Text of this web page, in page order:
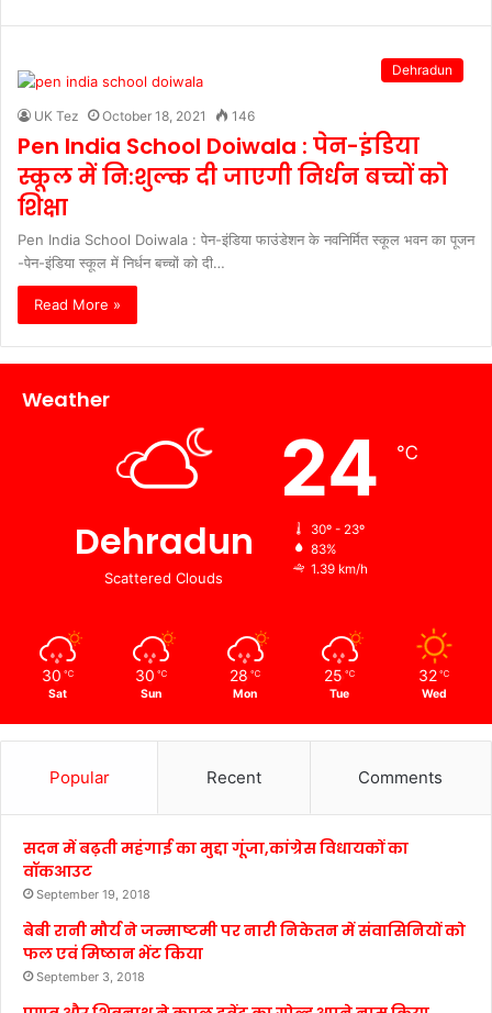
Dehradun
UK Tez October 18, 2021 146
Pen India School Doiwala : पेन-इंडिया
स्कूल में नि:शुल्क दी जाएगी निर्धन बच्चों को
शिक्षा
Pen India School Doiwala : पेन-इंडिया फाउंडेशन के नवनिर्मित स्कूल भवन का पूजन
-पेन-इंडिया स्कूल में निर्धन बच्चों को दी…
Read More »
Weather
Dehradun
Scattered Clouds
24 ℃
30º - 23º
83%
1.39 km/h
30 ℃
Sat
30 ℃
Sun
28 ℃
Mon
25 ℃
Tue
32 ℃
Wed
Popular Recent Comments
सदन में बढ़ती महंगाई का मुद्दा गूंजा,कांग्रेस विधायकों का
वॉकआउट
September 19, 2018
बेबी रानी मौर्य ने जन्माष्टमी पर नारी निकेतन में संवासिनियों को
फल एवं मिष्ठान भेंट किया
September 3, 2018